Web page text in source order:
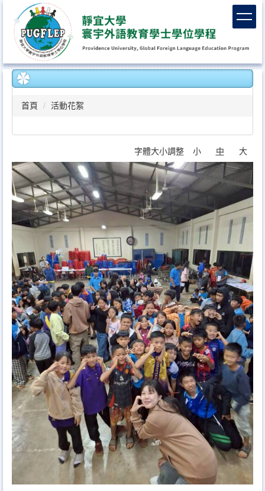
容
區
首頁 活動花絮
字體大小調整 小 中 大